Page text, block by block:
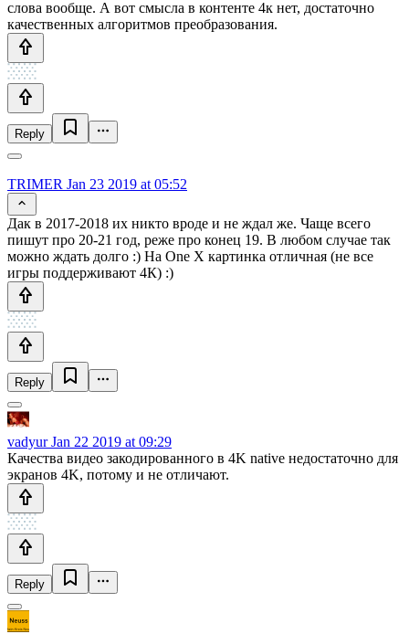
слова вообще. А вот смысла в контенте 4к нет, достаточно
качественных алгоритмов преобразования.
Reply
TRIMER Jan 23 2019 at 05:52
Дак в 2017-2018 их никто вроде и не ждал же. Чаще всего
пишут про 20-21 год, реже про конец 19. В любом случае так
можно ждать долго :) На One X картинка отличная (не все
игры поддерживают 4К) :)
Reply
vadyurJan 22 2019 at 09:29
Качества видео закодированного в 4K native недостаточно для
экранов 4K, потому и не отличают.
Reply